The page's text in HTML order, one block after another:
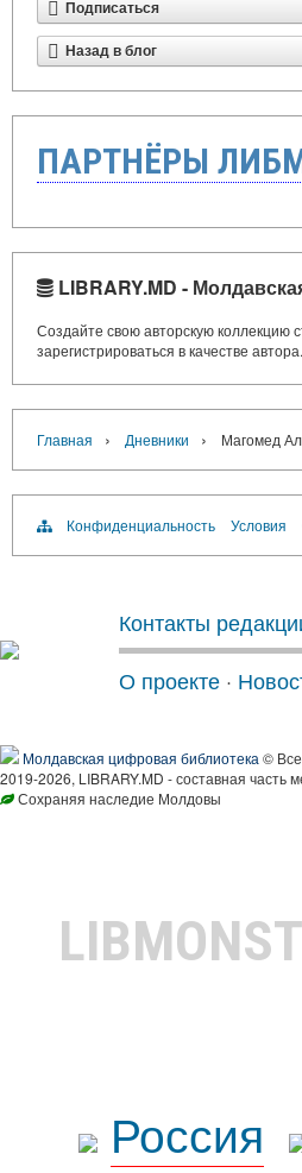
Подписаться
Назад в блог
ПАРТНЁРЫ
LIBRARY.MD -
Создайте свою авторскую коллекцию
зарегистрироваться в качестве автора.
Главная › Дневники › Магомед
Конфиденциальность Условия
Контакты
О проекте ·
Молдавская цифровая библиотека ©
2019-2026, LIBRARY.MD - составная
Сохраняя наследие Молдовы
Россия